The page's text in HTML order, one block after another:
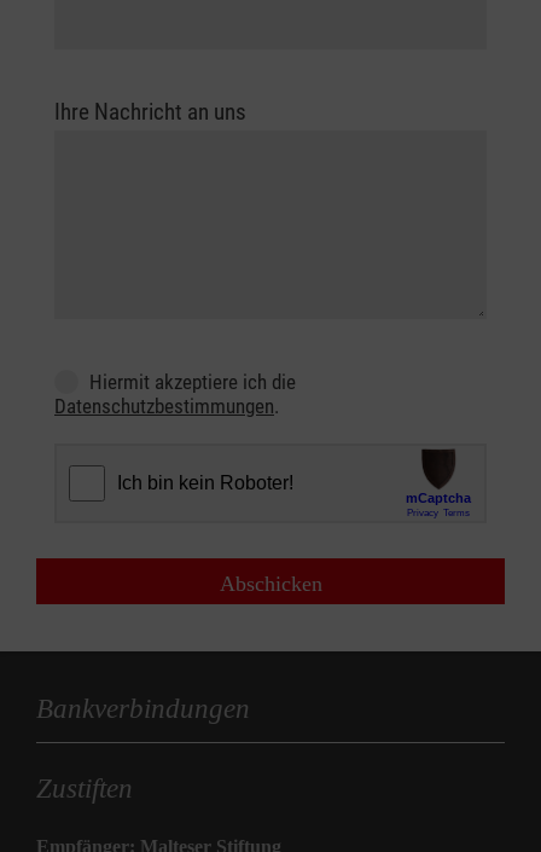
Ihre Nachricht an uns
Hiermit akzeptiere ich die
Datenschutzbestimmungen.
Bankverbindungen
Zustiften
Empfänger: Malteser Stiftung